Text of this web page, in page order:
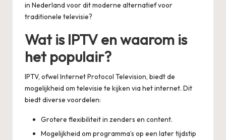
in Nederland voor dit moderne alternatief voor
traditionele televisie?
Wat is IPTV en waarom is
het populair?
IPTV, ofwel Internet Protocol Television, biedt de
mogelijkheid om televisie te kijken via het internet. Dit
biedt diverse voordelen:
Grotere flexibiliteit in zenders en content.
Mogelijkheid om programma’s op een later tijdstip